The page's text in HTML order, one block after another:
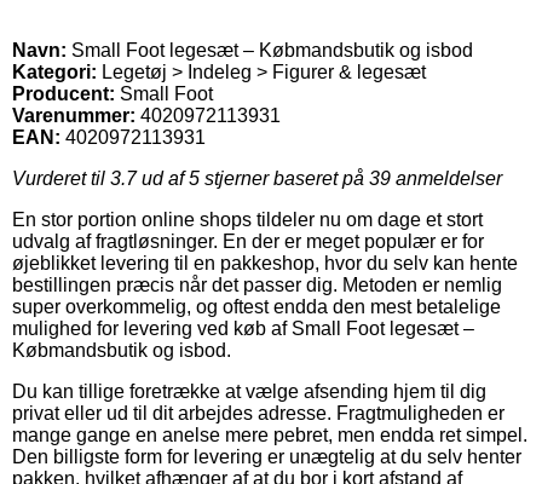
Navn: Small Foot legesæt – Købmandsbutik og isbod
Kategori: Legetøj > Indeleg > Figurer & legesæt
Producent: Small Foot
Varenummer: 4020972113931
EAN: 4020972113931
Vurderet til 3.7ud af 5 stjerner baseret på 39 anmeldelser
En stor portion online shops tildeler nu om dage et stort
udvalg af fragtløsninger. En der er meget populær er for
øjeblikket levering til en pakkeshop, hvor du selv kan hente
bestillingen præcis når det passer dig. Metoden er nemlig
super overkommelig, og oftest endda den mest betalelige
mulighed for levering ved køb af Small Foot legesæt –
Købmandsbutik og isbod.
Du kan tillige foretrække at vælge afsending hjem til dig
privat eller ud til dit arbejdes adresse. Fragtmuligheden er
mange gange en anelse mere pebret, men endda ret simpel.
Den billigste form for levering er unægtelig at du selv henter
pakken, hvilket afhænger af at du bor i kort afstand af